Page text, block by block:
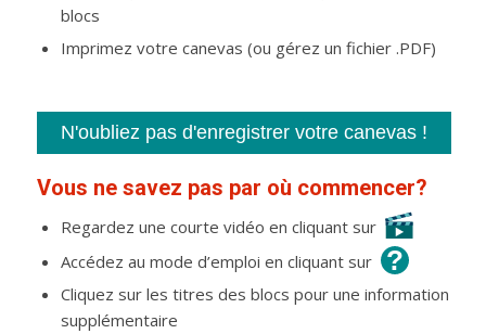
blocs
Imprimez votre canevas (ou gérez un fichier .PDF)
Vous ne savez pas par où commencer?
Regardez une courte vidéo en cliquant sur
Accédez au mode d’emploi en cliquant sur
Cliquez sur les titres des blocs pour une information
supplémentaire